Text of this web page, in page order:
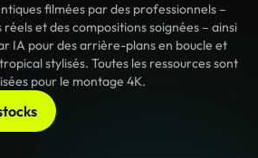
filmées par des professionnels –
et des compositions soignées – ainsi
IA pour des arrière-plans en boucle et
stylisés. Toutes les ressources sont
pour le montage 4K.